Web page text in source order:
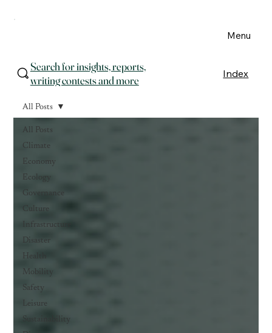
Search for insights, reports,
writing contests and more
Index
All Posts
Climate
Economy
Ecology
Governance
Culture
Infrastructure
Disaster
Health
Mobility
Safety
Leisure
Sustainability
All Posts
Menu